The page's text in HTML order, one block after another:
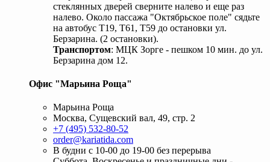
стеклянных дверей сверните налево и еще раз
налево. Около пассажа "Октябрьское поле" сядьте
на автобус Т19, Т61, Т59 до остановки ул.
Берзарина. (2 остановки).
Транспортом: МЦК Зорге - пешком 10 мин. до ул.
Берзарина дом 12.
Офис "Марьина Роща"
Марьина Роща
Москва, Сущевский вал, 49, стр. 2
+7 (495) 532-80-52
order@kariatida.com
В будни с 10-00 до 19-00 без перерыва